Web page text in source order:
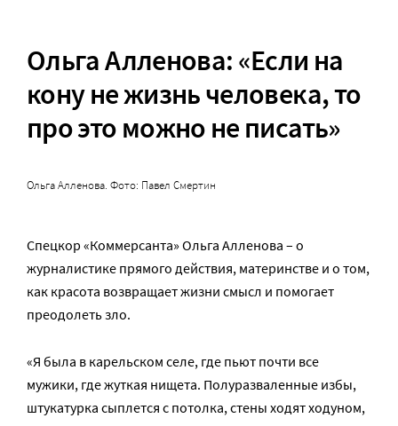
Ольга Алленова: «Если на
кону не жизнь человека, то
про это можно не пиcать»
Ольга Алленова. Фото: Павел Смертин
Спецкор «Коммерсанта» Ольга Алленова – о
журналистике прямого действия, материнстве и о том,
как красота возвращает жизни смысл и помогает
преодолеть зло.
«Я была в карельском селе, где пьют почти все
мужики, где жуткая нищета. Полуразваленные избы,
штукатурка сыплется с потолка, стены ходят ходуном,